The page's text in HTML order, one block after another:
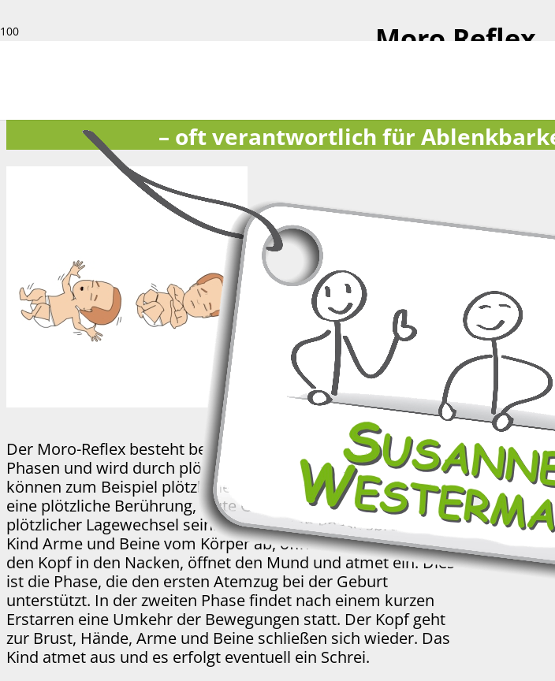
Moro Reflex
– oft verantwortlich für
Der Moro-Reflex besteht beim Neugeborenen aus zwei
Phasen und wird durch plötzliche Reize ausgelöst. Dies
können zum Beispiel plötzliche Bewegungen im Gesichtsfeld,
eine plötzliche Berührung, laute Geräusche oder ein
plötzlicher Lagewechsel sein. In der ersten Phase spreizt das
Kind Arme und Beine vom Körper ab, öffnet die Hände, legt
den Kopf in den Nacken, öffnet den Mund und atmet ein. Dies
ist die Phase, die den ersten Atemzug bei der Geburt
unterstützt. In der zweiten Phase findet nach einem kurzen
Erstarren eine Umkehr der Bewegungen statt. Der Kopf geht
zur Brust, Hände, Arme und Beine schließen sich wieder. Das
Kind atmet aus und es erfolgt eventuell ein Schrei.